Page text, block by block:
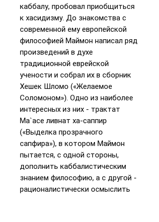
каббалу, пробовал приобщиться
к хасидизму. До знакомства с
современной ему европейской
философией Маймон написал ряд
произведений в духе
традиционной еврейской
учености и собрал их в сборник
Хешек Шломо («Желаемое
Соломоном»). Одно из наиболее
интересных из них - трактат
Ма`асе ливнат ха-саппир
(«Выделка прозрачного
сапфира»), в котором Маймон
пытается, с одной стороны,
дополнить каббалистическим
знанием философию, а с другой -
рационалистически осмыслить